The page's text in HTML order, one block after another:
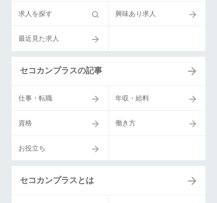
求人を探す 興味あり求人
最近見た求人
セコカンプラスの記事
仕事・転職 年収・給料
資格 働き方
お役立ち
セコカンプラスとは